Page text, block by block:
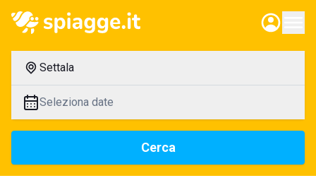
Settala
Seleziona date
Cerca